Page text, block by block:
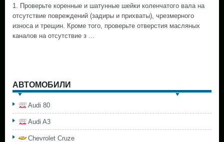
1. Проверьте коренные и шатунные шейки коленчатого вала на
отсутствие повреждений (задиры и прихваты), чрезмерного
износа и трещин. Кроме того, проверьте отверстия масляных
каналов на отсутствие з ...
АВТОМОБИЛИ
Audi 80
Audi A3
Chevrolet Cruze